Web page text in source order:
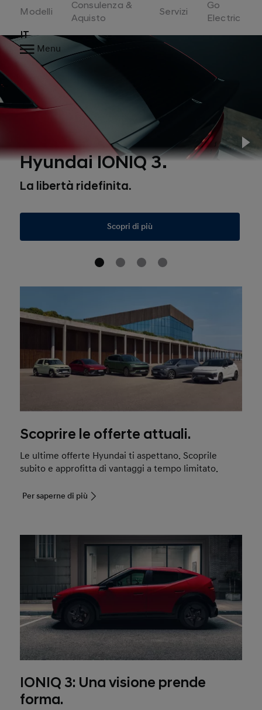
Switzerland
Modelli
Consulenza &
Aquisto
Servizi
Go
Electric
IT
Menu
Hyundai IONIQ 3.
La libertà ridefinita.
Scopri di più
Scoprire le offerte attuali.
Le ultime offerte Hyundai ti aspettano. Scoprile
subito e approfitta di vantaggi a tempo limitato.
Per saperne di più
IONIQ 3: Una visione prende
forma.